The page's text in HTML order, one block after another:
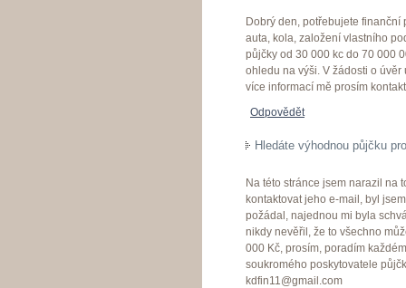
Dobrý den, potřebujete
auta, kola, založení vlastního
půjčky od 30 000 kc do 70 000
ohledu na výši. V žádosti o
více informací mě prosím
Odpovědět
Hledáte výhodnou půjčku
Na této stránce jsem narazil na
kontaktovat jeho e-mail, byl
požádal, najednou mi byla
nikdy nevěřil, že to všechno
000 Kč, prosím, poradím
soukromého poskytovatele
kdfin11@gmail.com